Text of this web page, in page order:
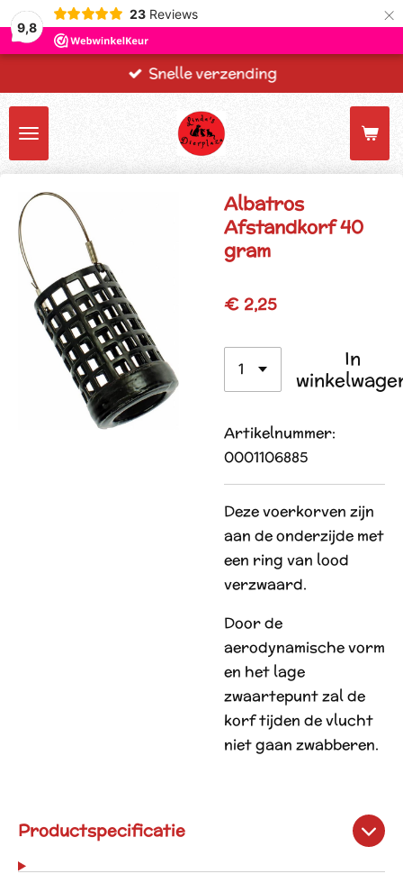
9,8
23 Reviews ×
Snelle verzending
Albatros
Afstandkorf 40
gram
€ 2,25
In
Artikelnummer:
0001106885
Deze voerkorven zijn
aan de onderzijde met
een ring van lood
verzwaard.
Door de
aerodynamische vorm
en het lage
zwaartepunt zal de
korf tijden de vlucht
niet gaan zwabberen.
Productspecificatie